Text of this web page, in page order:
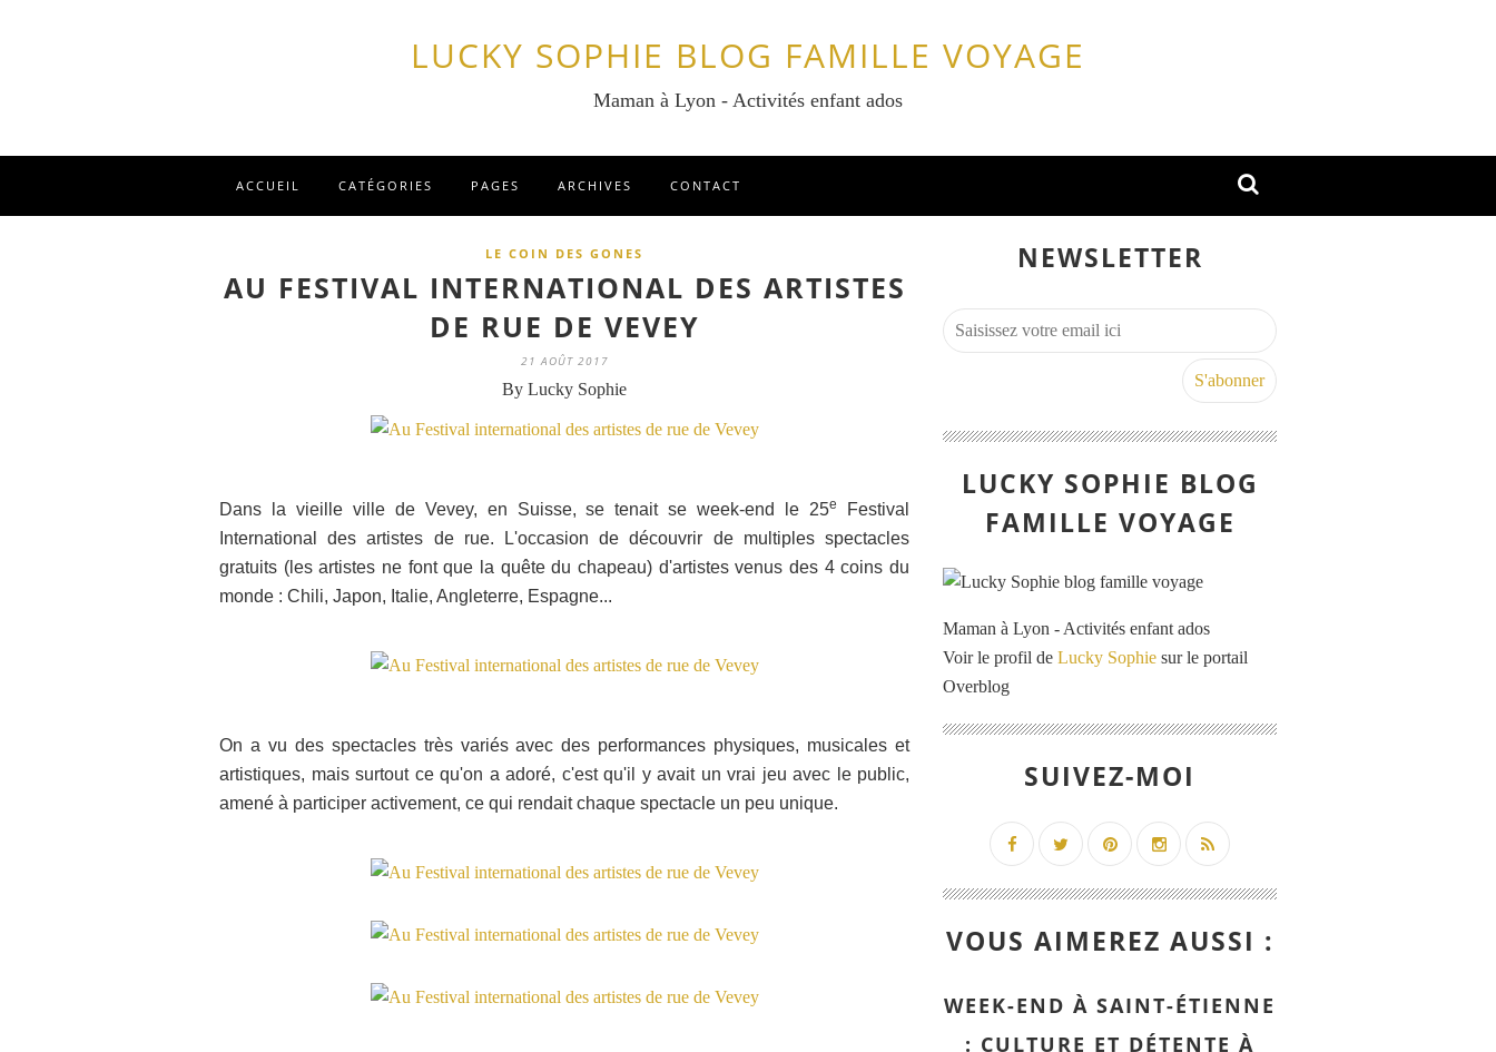
LUCKY SOPHIE BLOG FAMILLE VOYAGE
Maman à Lyon - Activités enfant ados
ACCUEIL CATÉGORIES PAGES ARCHIVES CONTACT
LE COIN DES GONES
AU FESTIVAL INTERNATIONAL DES ARTISTES
DE RUE DE VEVEY
21 AOÛT 2017
By Lucky Sophie
Dans la vieille ville de Vevey, en Suisse, se tenait se week-end le 25e
Festival
International des artistes de rue. L'occasion de découvrir de multiples spectacles
gratuits (les artistes ne font que la quête du chapeau) d'artistes venus des 4 coins du
monde : Chili, Japon, Italie, Angleterre, Espagne...
On a vu des spectacles très variés avec des performances physiques, musicales et
artistiques, mais surtout ce qu'on a adoré, c'est qu'il y avait un vrai jeu avec le public,
amené à participer activement, ce qui rendait chaque spectacle un peu unique.
NEWSLETTER
LUCKY SOPHIE BLOG
FAMILLE VOYAGE
Maman à Lyon - Activités enfant ados
Voir le profil de Lucky Sophie sur le portail
Overblog
SUIVEZ-MOI
VOUS AIMEREZ AUSSI :
WEEK-END À SAINT-ÉTIENNE
: CULTURE ET DÉTENTE À